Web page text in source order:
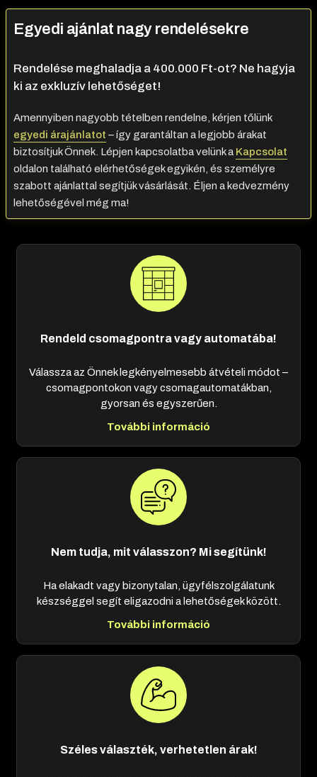
Egyedi ajánlat nagy rendelésekre
Rendelése meghaladja a 400.000 Ft-ot? Ne hagyja
ki az exkluzív lehetőséget!
Amennyiben nagyobb tételben rendelne, kérjen tőlünk
egyedi árajánlatot – így garantáltan a legjobb árakat
biztosítjuk Önnek. Lépjen kapcsolatba velünk a Kapcsolat
oldalon található elérhetőségek egyikén, és személyre
szabott ajánlattal segítjük vásárlását. Éljen a kedvezmény
lehetőségével még ma!
Rendeld csomagpontra vagy automatába!
Válassza az Önnek legkényelmesebb átvételi módot –
csomagpontokon vagy csomagautomatákban,
gyorsan és egyszerűen.
További információ
Nem tudja, mit válasszon? Mi segítünk!
Ha elakadt vagy bizonytalan, ügyfélszolgálatunk
készséggel segít eligazodni a lehetőségek között.
További információ
Széles választék, verhetetlen árak!